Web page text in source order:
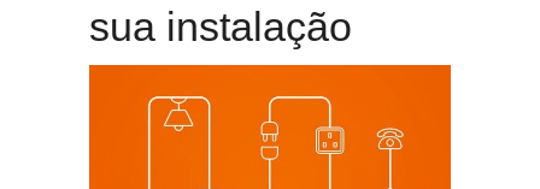
sua instalação